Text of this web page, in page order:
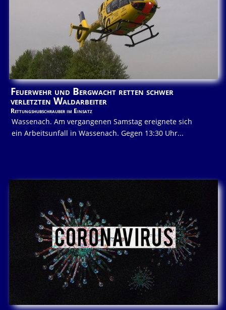
Feuerwehr und Bergwacht retten schwer
verletzten Waldarbeiter
Rettungshubschrauber im Einsatz
Wassenach. Am vergangenen Samstag ereignete sich
ein Arbeitsunfall in Wassenach. Gegen 13:30 Uhr...